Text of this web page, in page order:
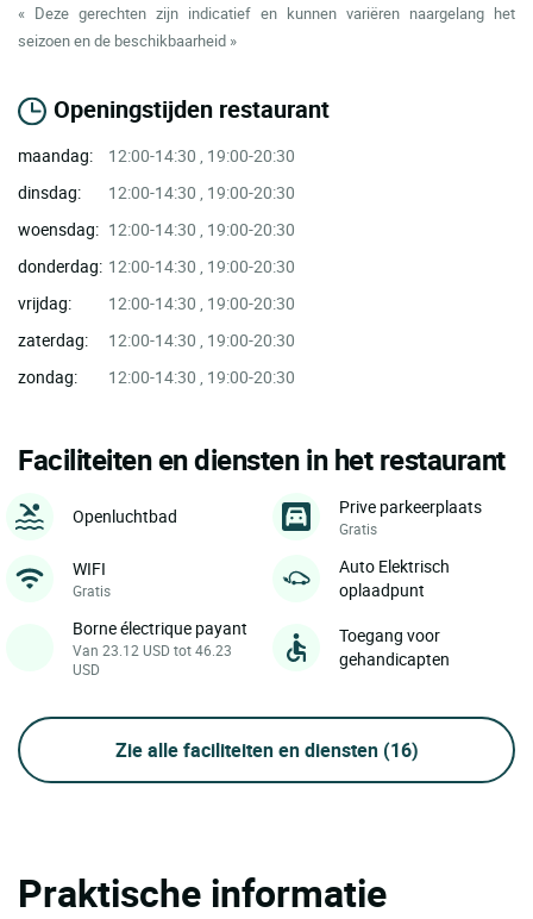
« Deze gerechten zijn indicatief en kunnen variëren naargelang het
seizoen en de beschikbaarheid »
Openingstijden restaurant
maandag:
12:00-14:30 , 19:00-20:30
dinsdag:
12:00-14:30 , 19:00-20:30
woensdag: 12:00-14:30 , 19:00-20:30
donderdag: 12:00-14:30 , 19:00-20:30
vrijdag:
12:00-14:30 , 19:00-20:30
zaterdag:
12:00-14:30 , 19:00-20:30
zondag:
12:00-14:30 , 19:00-20:30
Faciliteiten en diensten in het restaurant
Openluchtbad Prive parkeerplaats
Gratis
WIFI
Gratis
Auto Elektrisch
oplaadpunt
Borne électrique payant
Van 23.12 USD tot 46.23
USD
Toegang voor
gehandicapten
Zie alle faciliteiten en diensten (16)
Praktische informatie